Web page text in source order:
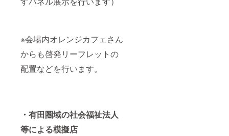
※会場内オレンジカフェさん
からも啓発リーフレットの
配置などを行います。
・有田圏域の社会福祉法人
等による模擬店